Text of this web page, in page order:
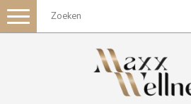
Toggle
navigation